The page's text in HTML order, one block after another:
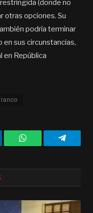
(donde no
otras opciones. Su
podría terminar
en sus circunstancias,
en República
WhatsApp